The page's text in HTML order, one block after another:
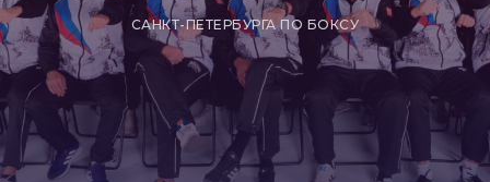
САНКТ-ПЕТЕРБУРГА ПО БОКСУ